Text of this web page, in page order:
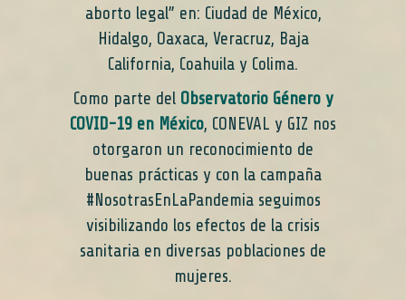
aborto legal” en: Ciudad de México,
Hidalgo, Oaxaca, Veracruz, Baja
California, Coahuila y Colima.
Como parte del Observatorio Género y
COVID-19 en México, CONEVAL y GIZ nos
otorgaron un reconocimiento de
buenas prácticas y con la campaña
#NosotrasEnLaPandemia seguimos
visibilizando los efectos de la crisis
sanitaria en diversas poblaciones de
mujeres.